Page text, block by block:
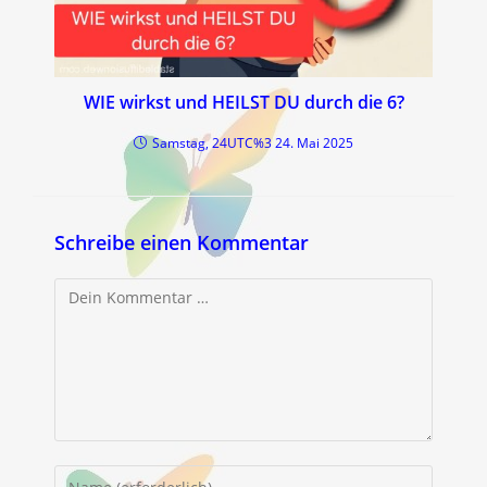
WIE wirkst und HEILST DU durch die 6?
Samstag, 24UTC%3 24. Mai 2025
Schreibe einen Kommentar
Kommentar
Gib